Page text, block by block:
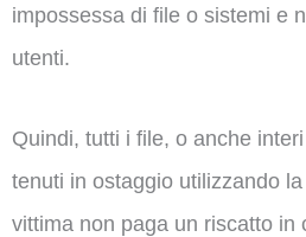
impossessa di file o sistemi e
utenti.
Quindi, tutti i file, o anche
tenuti in ostaggio utilizzando
vittima non paga un riscatto in